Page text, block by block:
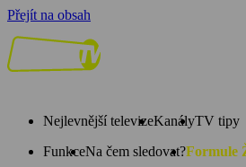
Přejít na obsah
Nejlevnější televizeKanályTV tipy
FunkceNa čem sledovat?Formule